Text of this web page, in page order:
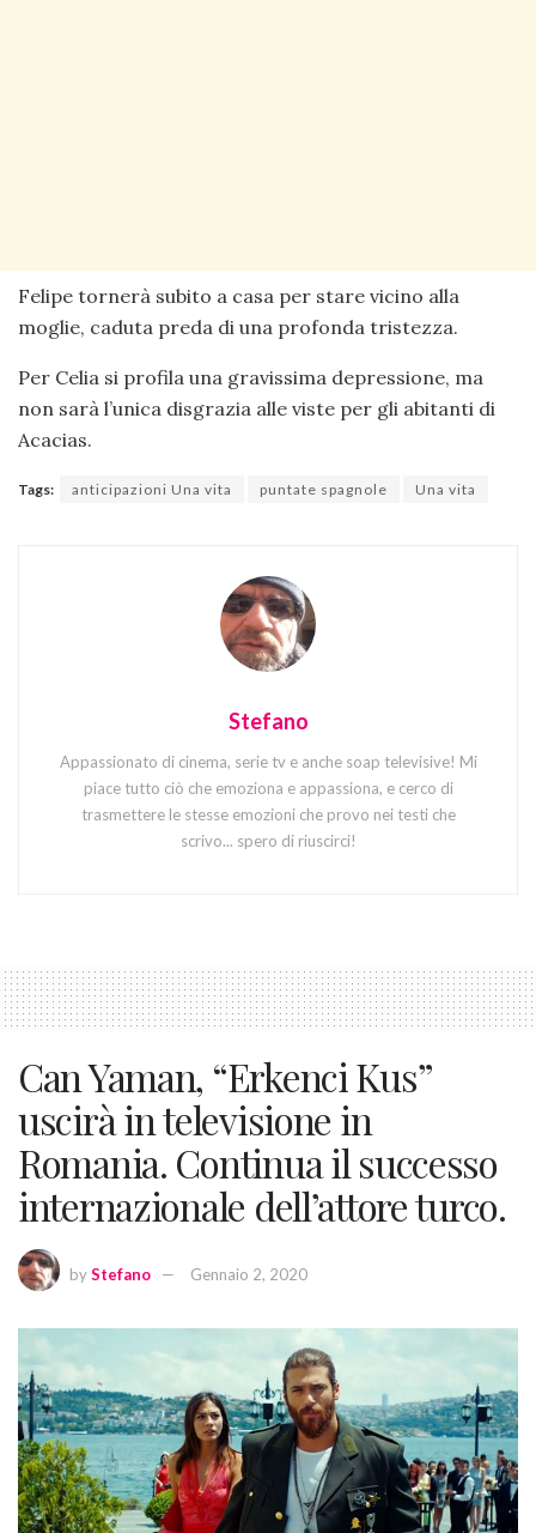
Felipe tornerà subito a casa per stare vicino alla
moglie, caduta preda di una profonda tristezza.
Per Celia si profila una gravissima depressione, ma
non sarà l’unica disgrazia alle viste per gli abitanti di
Acacias.
Tags: anticipazioni Una vita puntate spagnole Una vita
Stefano
Appassionato di cinema, serie tv e anche soap televisive! Mi
piace tutto ciò che emoziona e appassiona, e cerco di
trasmettere le stesse emozioni che provo nei testi che
scrivo... spero di riuscirci!
Can Yaman, “Erkenci Kus”
uscirà in televisione in
Romania. Continua il successo
internazionale dell’attore turco.
byStefano Gennaio 2, 2020